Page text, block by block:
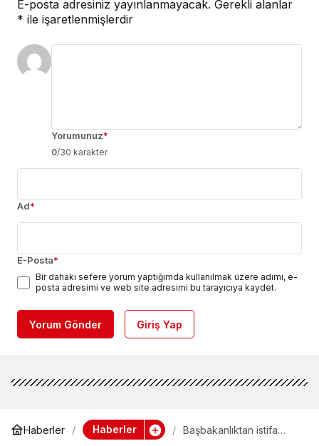
E-posta adresiniz yayınlanmayacak. Gerekli alanlar
* ile işaretlenmişlerdir
Yorumunuz*
0/30 karakter
Ad*
E-Posta*
Bir dahaki sefere yorum yaptığımda kullanılmak üzere adımı, e-
posta adresimi ve web site adresimi bu tarayıcıya kaydet.
Yorum Gönder Giriş Yap
Haberler Haberler
Başbakanlıktan istifa